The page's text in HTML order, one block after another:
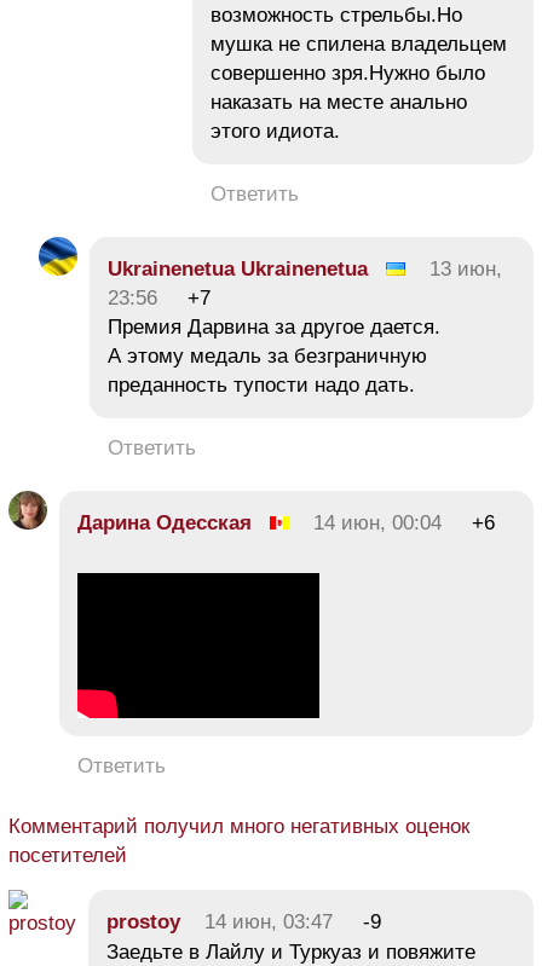
возможность стрельбы.Но
мушка не спилена владельцем
совершенно зря.Нужно было
наказать на месте анально
этого идиота.
Ответить
Ukrainenetua Ukrainenetua
13 июн,
23:56
+7
Премия Дарвина за другое дается.
А этому медаль за безграничную
преданность тупости надо дать.
Ответить
Дарина Одесская 14 июн, 00:04 +6
Ответить
Комментарий получил много негативных оценок
посетителей
prostoy 14 июн, 03:47
-9
Заедьте в Лайлу и Туркуаз и повяжите